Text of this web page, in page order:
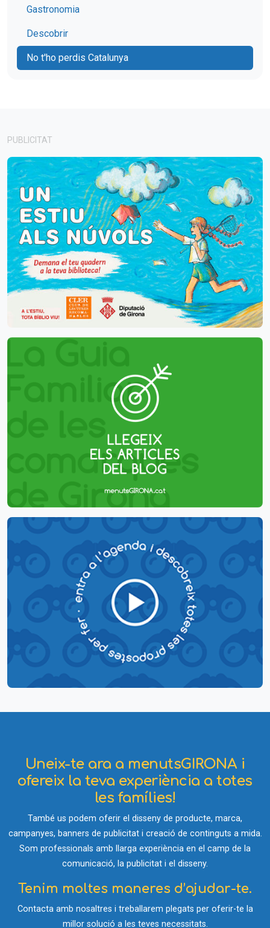
Gastronomia
Descobrir
No t'ho perdis Catalunya
PUBLICITAT
Uneix-te ara a menutsGIRONA i
ofereix la teva experiència a totes
les famílies!
També us podem oferir el disseny de producte, marca,
campanyes, banners de publicitat i creació de continguts a mida.
Som professionals amb llarga experiència en el camp de la
comunicació, la publicitat i el disseny.
Tenim moltes maneres d’ajudar-te.
Contacta amb nosaltres i treballarem plegats per oferir-te la
millor solució a les teves necessitats.